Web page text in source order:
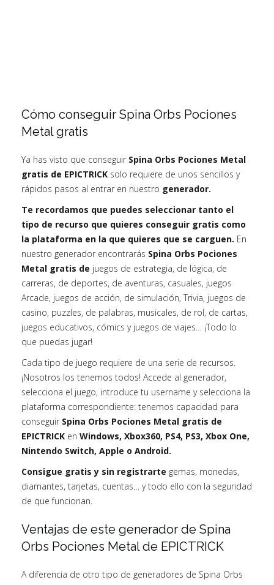
Cómo conseguir Spina Orbs Pociones
Metal gratis
Ya has visto que conseguir Spina Orbs Pociones Metal
gratis de EPICTRICK solo requiere de unos sencillos y
rápidos pasos al entrar en nuestro generador.
Te recordamos que puedes seleccionar tanto el
tipo de recurso que quieres conseguir gratis como
la plataforma en la que quieres que se carguen. En
nuestro generador encontrarás Spina Orbs Pociones
Metal gratis de juegos de estrategia, de lógica, de
carreras, de deportes, de aventuras, casuales, juegos
Arcade, juegos de acción, de simulación, Trivia, juegos de
casino, puzzles, de palabras, musicales, de rol, de cartas,
juegos educativos, cómics y juegos de viajes… ¡Todo lo
que puedas jugar!
Cada tipo de juego requiere de una serie de recursos.
¡Nosotros los tenemos todos! Accede al generador,
selecciona el juego, introduce tu username y selecciona la
plataforma correspondiente: tenemos capacidad para
conseguir Spina Orbs Pociones Metal gratis de
EPICTRICK en Windows, Xbox360, PS4, PS3, Xbox One,
Nintendo Switch, Apple o Android.
Consigue gratis y sin registrarte gemas, monedas,
diamantes, tarjetas, cuentas… y todo ello con la seguridad
de que funcionan.
Ventajas de este generador de Spina
Orbs Pociones Metal de EPICTRICK
A diferencia de otro tipo de generadores de Spina Orbs